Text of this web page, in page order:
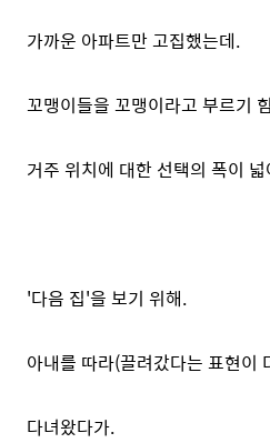
가까운 아파트만 고집했는데.
꼬맹이들을 꼬맹이라고 부르기
거주 위치에 대한 선택의 폭이
'다음 집'을 보기 위해.
아내를 따라(끌려갔다는 표현이
다녀왔다가.